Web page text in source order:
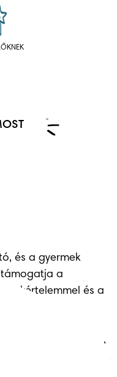
és a gyermek
támogatja a
és a